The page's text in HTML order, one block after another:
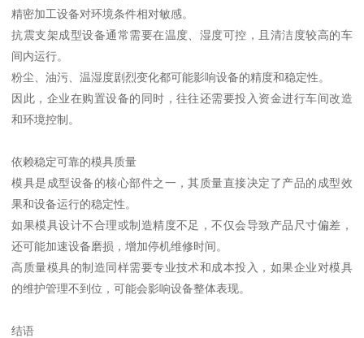
精密加工设备对环境条件相对敏感。
抗震支架成型设备通常需要在温度、湿度可控，且清洁度较高的车
间内运行。
粉尘、油污、温湿度剧烈变化都可能影响设备的精度和稳定性。
因此，企业在购置设备的同时，往往还需要投入资金进行车间改造
和环境控制。
依赖稳定可靠的模具质量
模具是成型设备的核心部件之一，其质量直接决定了产品的成型效
果和设备运行的稳定性。
如果模具设计不合理或制造精度不足，不仅会导致产品尺寸偏差，
还可能加速设备磨损，增加停机维修时间。
高质量模具的制造同样需要专业技术和成本投入，如果企业对模具
的维护管理不到位，可能会影响设备整体表现。
结语